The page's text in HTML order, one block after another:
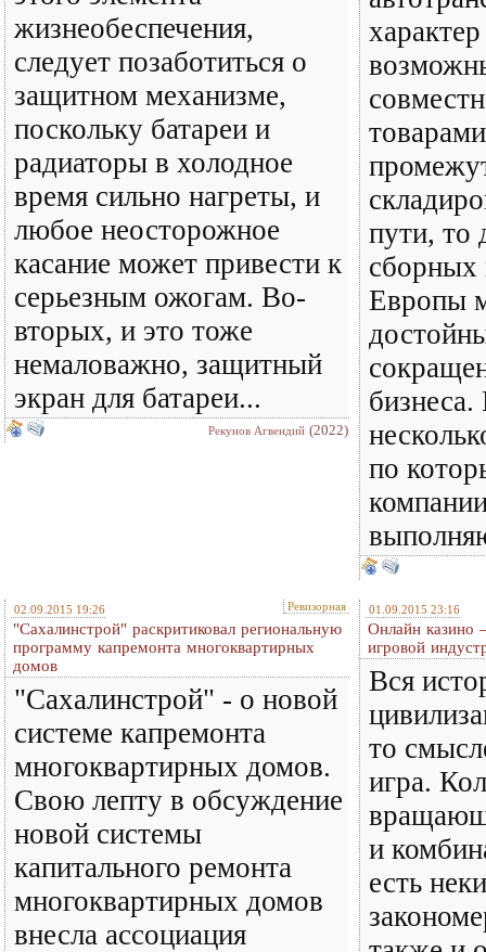
жизнеобеспечения,
следует позаботиться о
защитном механизме,
поскольку батареи и
радиаторы в холодное
время сильно нагреты, и
любое неосторожное
касание может привести к
серьезным ожогам. Во-
вторых, и это тоже
немаловажно, защитный
экран для батареи...
Рекунов Агвендий (2022)
пути, то
сборных
Европы
по
02.09.2015 19:26 Ревизорная
"Сахалинстрой" раскритиковал региональную
программу капремонта многоквартирных
домов
"Сахалинстрой" - о новой
системе капремонта
многоквартирных домов.
Свою лепту в обсуждение
новой системы
капитального ремонта
многоквартирных домов
внесла ассоциация
01.09.2015 23:16
Онлайн казино
игровой
Вся
то
игра.
и
есть